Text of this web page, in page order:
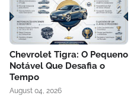
Chevrolet Tigra: O Pequeno
Notável Que Desafia o
Tempo
August 04, 2026